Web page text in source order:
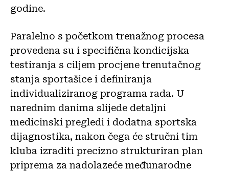
godine.
Paralelno s početkom trenažnog procesa
provedena su i specifična kondicijska
testiranja s ciljem procjene trenutačnog
stanja sportašice i definiranja
individualiziranog programa rada. U
narednim danima slijede detaljni
medicinski pregledi i dodatna sportska
dijagnostika, nakon čega će stručni tim
kluba izraditi precizno strukturiran plan
priprema za nadolazeće međunarodne